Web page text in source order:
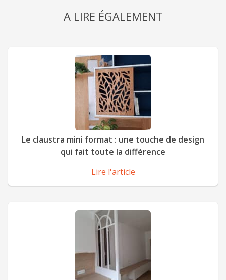
A LIRE ÉGALEMENT
Le claustra mini format : une touche de design
qui fait toute la différence
Lire l'article